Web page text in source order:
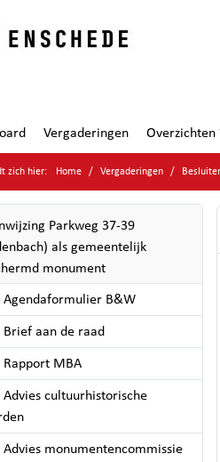
pagina
Vergaderingen Overzichten
zich hier: Home Vergaderingen
Parkweg 37-39
als gemeentelijk
monument
Agendaformulier B&W
Brief aan de raad
Rapport MBA
Advies cultuurhistorische
Advies monumentencommissie